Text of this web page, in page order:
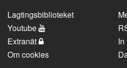
Lagtingsbiblioteket
Youtube
Extranät
Om cookies